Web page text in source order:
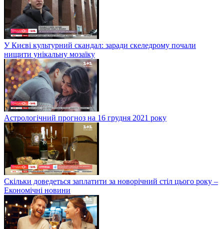
У Києві культурний скандал: заради скеледрому почали
нищити унікальну мозаїку
Астрологічний прогноз на 16 грудня 2021 року
Скільки доведеться заплатити за новорічний стіл цього року –
Економічні новини